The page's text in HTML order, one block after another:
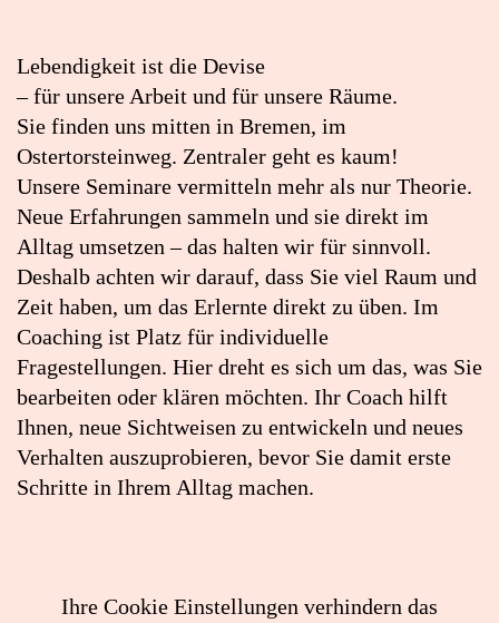
in
Google
Maps
öffnen
(externer
Link)
Lebendigkeit ist die Devise
– für unsere Arbeit und für unsere Räume.
Sie finden uns mitten in Bremen, im
Ostertorsteinweg. Zentraler geht es kaum!
Unsere Seminare vermitteln mehr als nur Theorie.
Neue Erfahrungen sammeln und sie direkt im
Alltag umsetzen – das halten wir für sinnvoll.
Deshalb achten wir darauf, dass Sie viel Raum und
Zeit haben, um das Erlernte direkt zu üben. Im
Coaching ist Platz für individuelle
Fragestellungen. Hier dreht es sich um das, was Sie
bearbeiten oder klären möchten. Ihr Coach hilft
Ihnen, neue Sichtweisen zu entwickeln und neues
Verhalten auszuprobieren, bevor Sie damit erste
Schritte in Ihrem Alltag machen.
Ihre Cookie Einstellungen verhindern das